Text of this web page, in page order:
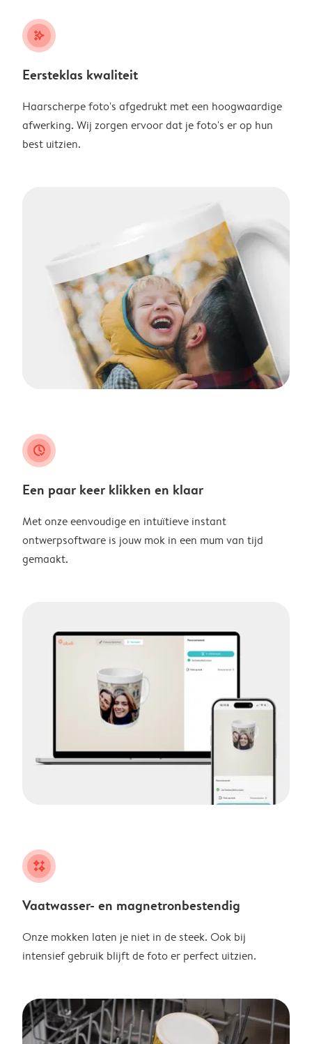
stars_plus
Eersteklas kwaliteit
Haarscherpe foto's afgedrukt met een hoogwaardige
afwerking. Wij zorgen ervoor dat je foto's er op hun
best uitzien.
clock_check
Een paar keer klikken en klaar
Met onze eenvoudige en intuïtieve instant
ontwerpsoftware is jouw mok in een mum van tijd
gemaakt.
night
Vaatwasser- en magnetronbestendig
Onze mokken laten je niet in de steek. Ook bij
intensief gebruik blijft de foto er perfect uitzien.